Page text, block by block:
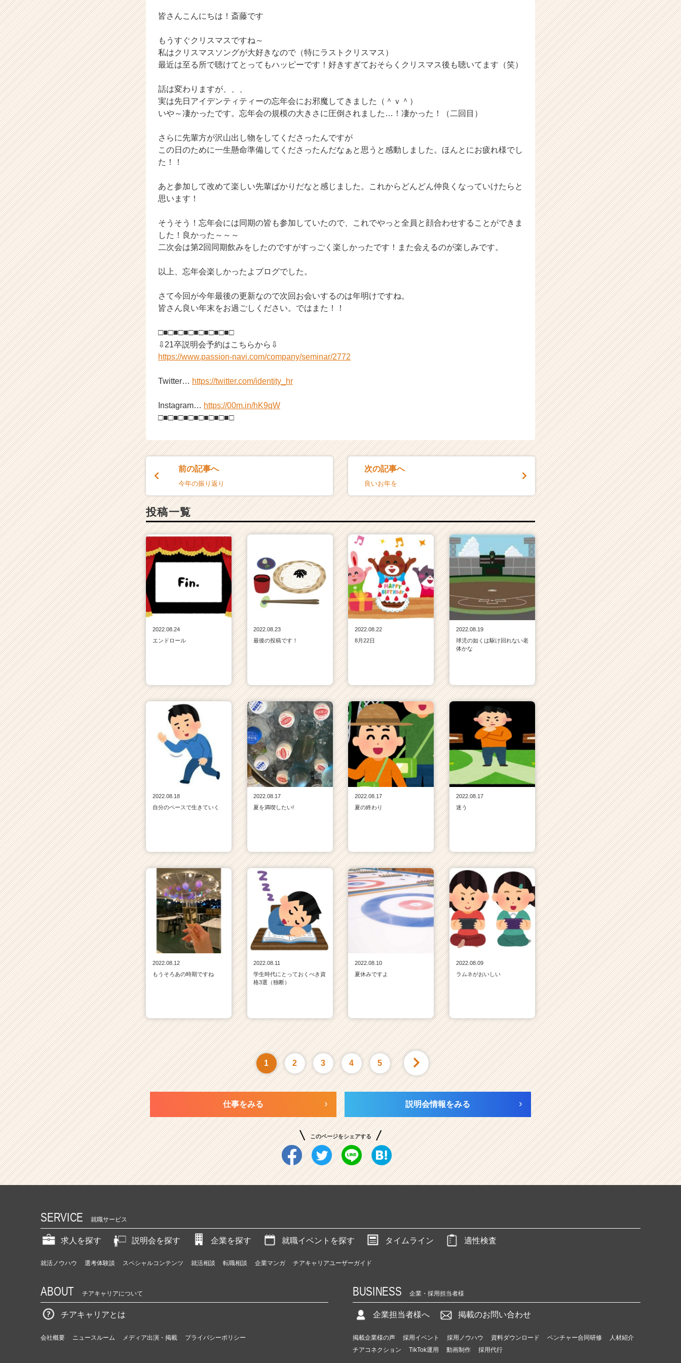
皆さんこんにちは！斎藤です
もうすぐクリスマスですね～
私はクリスマスソングが大好きなので（特にラストクリスマス）
最近は至る所で聴けてとってもハッピーです！好きすぎておそらくクリスマス後も聴いてます（笑）
話は変わりますが、、、
実は先日アイデンティティーの忘年会にお邪魔してきました（＾ｖ＾）
いや～凄かったです。忘年会の規模の大きさに圧倒されました…！凄かった！（二回目）
さらに先輩方が沢山出し物をしてくださったんですが
この日のために一生懸命準備してくださったんだなぁと思うと感動しました。ほんとにお疲れ様でし
た！！
あと参加して改めて楽しい先輩ばかりだなと感じました。これからどんどん仲良くなっていけたらと
思います！
そうそう！忘年会には同期の皆も参加していたので、これでやっと全員と顔合わせすることができま
した！良かった～～～
二次会は第2回同期飲みをしたのですがすっごく楽しかったです！また会えるのが楽しみです。
以上、忘年会楽しかったよブログでした。
さて今回が今年最後の更新なので次回お会いするのは年明けですね。
皆さん良い年末をお過ごしください。ではまた！！
□■□■□■□■□■□■□■□
⇩21卒説明会予約はこちらから⇩
https://www.passion-navi.com/company/seminar/2772
Twitter… https://twitter.com/identity_hr
Instagram… https://00m.in/hK9qW
□■□■□■□■□■□■□■□
前の記事へ
今年の振り返り
次の記事へ
良いお年を
投稿一覧
2022.08.24
エンドロール
2022.08.23
最後の投稿です！
2022.08.22
8月22日
2022.08.19
球児の如くは駆け回れない老
体かな
2022.08.18
自分のペースで生きていく
2022.08.17
夏を満喫したい!
2022.08.17
夏の終わり
2022.08.17
迷う
2022.08.12
もうそろあの時期ですね
2022.08.11
学生時代にとっておくべき資
格3選（独断）
2022.08.10
夏休みですよ
2022.08.09
ラムネがおいしい
1 2 3 4 5
仕事をみる 説明会情報をみる
このページをシェアする
SERVICE 就職サービス
求人を探す 説明会を探す 企業を探す 就職イベントを探す タイムライン 適性検査
就活ノウハウ 選考体験談 スペシャルコンテンツ 就活相談 転職相談 企業マンガ チアキャリアユーザーガイド
ABOUT チアキャリアについて
チアキャリアとは
会社概要 ニュースルーム メディア出演・掲載 プライバシーポリシー
BUSINESS 企業・採用担当者様
企業担当者様へ 掲載のお問い合わせ
掲載企業様の声 採用イベント 採用ノウハウ 資料ダウンロード ベンチャー合同研修
人材紹介
チアコネクション
TikTok運用 動画制作 採用代行